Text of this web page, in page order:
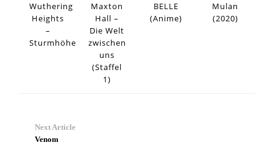
Wuthering
Heights
–
Sturmhöhe
Maxton
Hall –
Die Welt
zwischen
uns
(Staffel
1)
BELLE
(Anime)
Mulan
(2020)
Next Article
Venom